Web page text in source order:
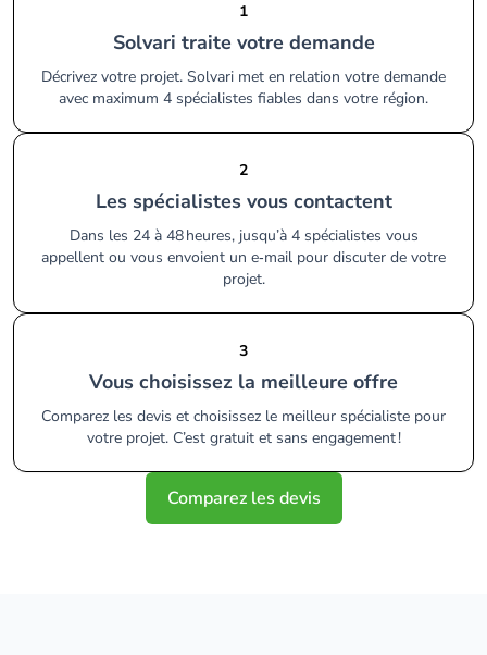
1
Solvari traite votre demande
Décrivez votre projet. Solvari met en relation votre demande
avec maximum 4 spécialistes fiables dans votre région.
2
Les spécialistes vous contactent
Dans les 24 à 48 heures, jusqu’à 4 spécialistes vous
appellent ou vous envoient un e‑mail pour discuter de votre
projet.
3
Vous choisissez la meilleure offre
Comparez les devis et choisissez le meilleur spécialiste pour
votre projet. C’est gratuit et sans engagement !
Comparez les devis